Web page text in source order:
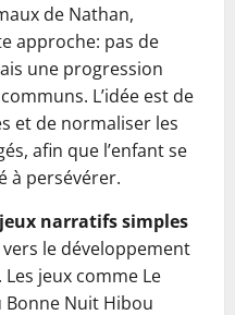
de Nathan,
approche: pas de
une progression
L’idée est de
et de normaliser les
afin que l’enfant se
à persévérer.
jeux narratifs simples
le développement
jeux comme Le
Bonne Nuit Hibou